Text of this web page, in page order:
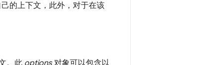
的上下文，此外，对于在该
。此 options对象可以包含以